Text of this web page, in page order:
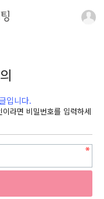
입니다.
라면 비밀번호를 입력하세